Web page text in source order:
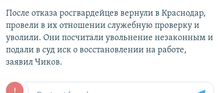
После отказа росгвардейцев вернули в Краснодар,
провели в их отношении служебную проверку и
уволили. Они посчитали увольнение незаконным и
подали в суд иск о восстановлении на работе,
заявил Чиков.